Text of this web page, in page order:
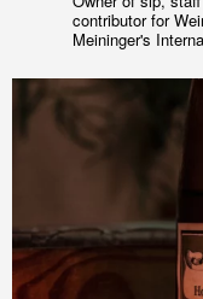
contributor for
Meininger's